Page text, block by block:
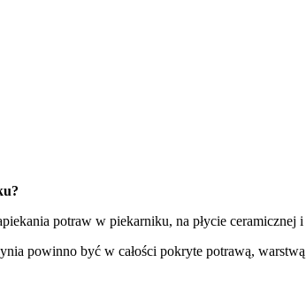
potraw w piekarniku, na płycie ceramicznej
powinno być w całości pokryte potrawą, warstwą